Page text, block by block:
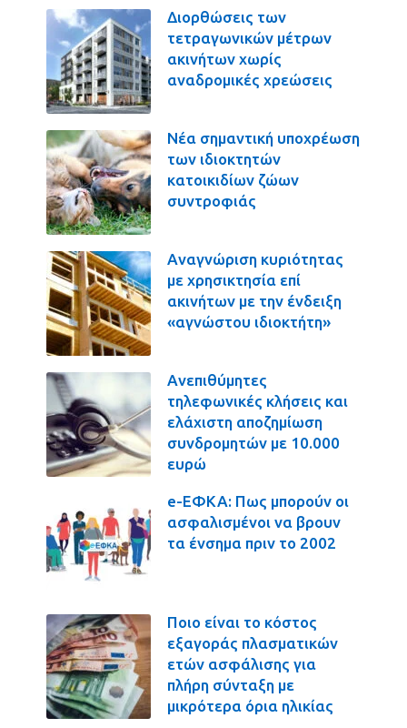
Διορθώσεις των
τετραγωνικών μέτρων
ακινήτων χωρίς
αναδρομικές χρεώσεις
Νέα σημαντική υποχρέωση
των ιδιοκτητών
κατοικιδίων ζώων
συντροφιάς
Αναγνώριση κυριότητας
με χρησικτησία επί
ακινήτων με την ένδειξη
«αγνώστου ιδιοκτήτη»
Ανεπιθύμητες
τηλεφωνικές κλήσεις και
ελάχιστη αποζημίωση
συνδρομητών με 10.000
ευρώ
e-ΕΦΚΑ: Πως μπορούν οι
ασφαλισμένοι να βρουν
τα ένσημα πριν το 2002
Ποιο είναι το κόστος
εξαγοράς πλασματικών
ετών ασφάλισης για
πλήρη σύνταξη με
μικρότερα όρια ηλικίας